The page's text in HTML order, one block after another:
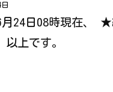
月24日08時現在
上です。